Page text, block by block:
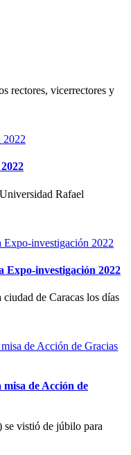
rectores, vicerrectores y
Rafael
investigación 2022
de Caracas los días
de Acción de
vistió de júbilo para